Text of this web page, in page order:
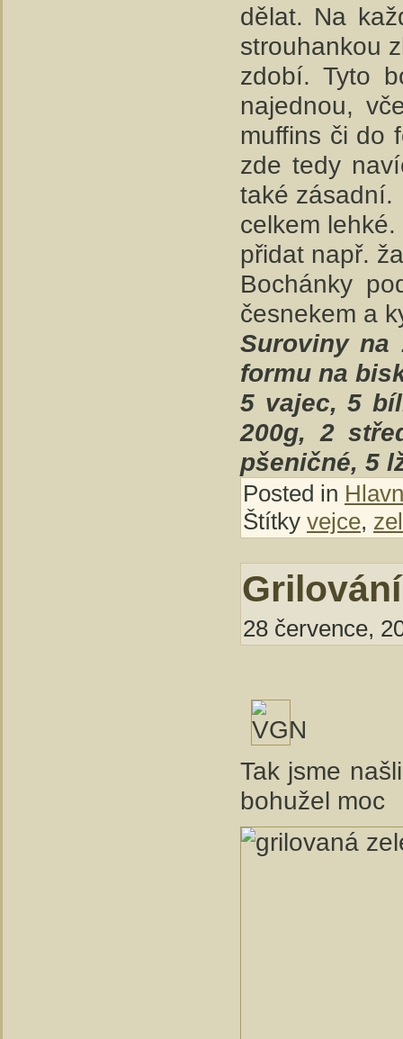
dělat. Na
strouhankou
zdobí. Tyto
najednou,
muffins či do
zde tedy
také zásadní.
celkem
přidat např.
Bochánky
česnekem a
Suroviny na
formu na
5 vajec, 5
200g, 2
pšeničné, 5
Posted in
Štítky vejce,
28 července,
Tak jsme
bohužel moc